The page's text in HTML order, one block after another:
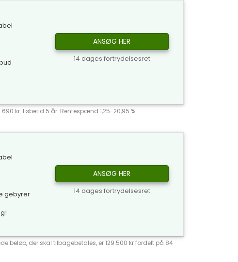
ANSØG HER
14 dages fortrydelsesret
kr. Løbetid 5 år. Rentespænd 1,25-20,95 %.
gebyrer
ANSØG HER
14 dages fortrydelsesret
beløb, der skal tilbagebetales, er 129.500 kr fordelt på 84